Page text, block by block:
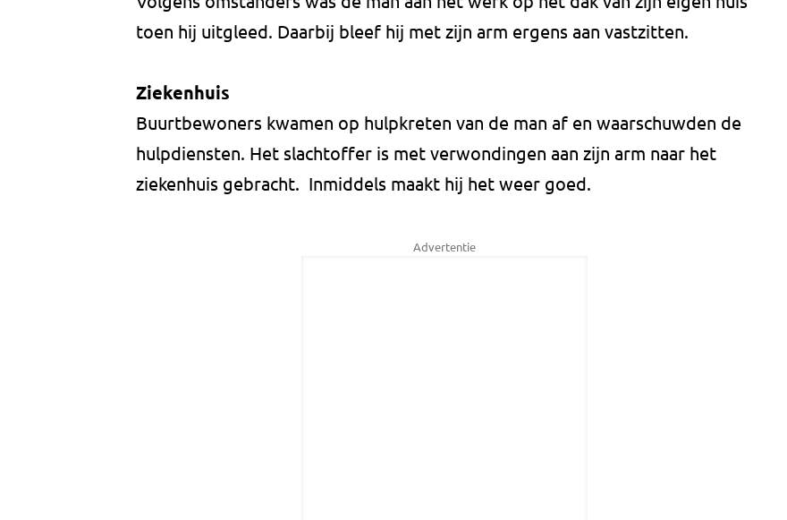
toen hij uitgleed. Daarbij bleef hij met zijn arm ergens aan vastzitten.
Ziekenhuis
Buurtbewoners kwamen op hulpkreten van de man af en waarschuwden de
hulpdiensten. Het slachtoffer is met verwondingen aan zijn arm naar het
ziekenhuis gebracht. Inmiddels maakt hij het weer goed.
Advertentie